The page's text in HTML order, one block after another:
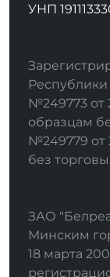
УНП
Республики
№249773 от
образцам
№249779 от
без
ЗАО
Минским
18 марта